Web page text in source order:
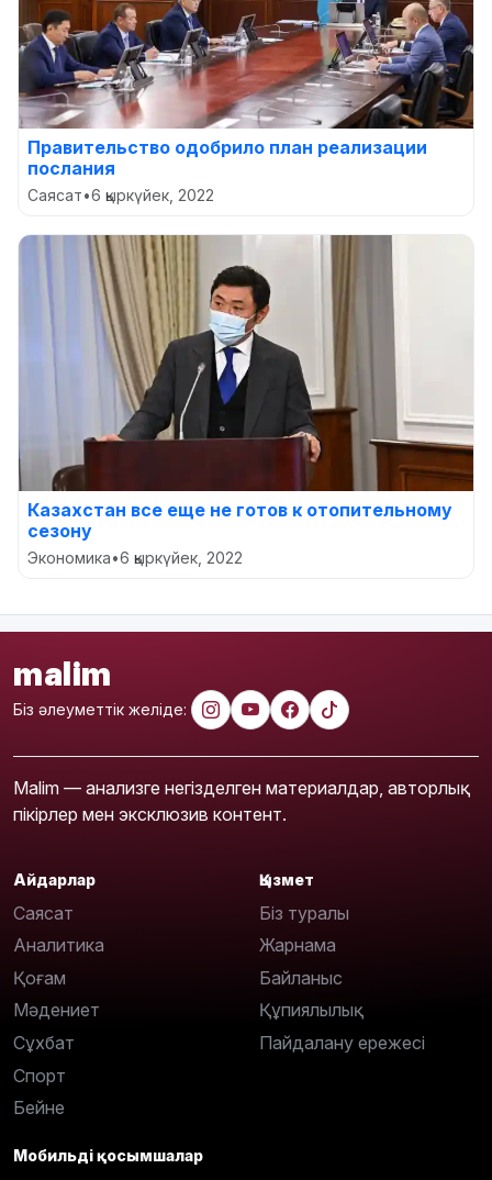
Правительство одобрило план реализации
послания
Саясат•6 қыркүйек, 2022
Казахстан все еще не готов к отопительному
сезону
Экономика•6 қыркүйек, 2022
malim
Біз әлеуметтік желіде:
Malim — анализге негізделген материалдар, авторлық
пікірлер мен эксклюзив контент.
Айдарлар
Саясат
Аналитика
Қоғам
Мәдениет
Сұхбат
Спорт
Бейне
Қызмет
Біз туралы
Жарнама
Байланыс
Құпиялылық
Пайдалану ережесі
Мобильді қосымшалар